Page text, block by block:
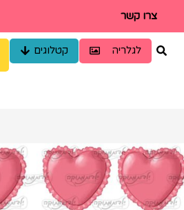
צרו קשר
לגלריה קטלוגים